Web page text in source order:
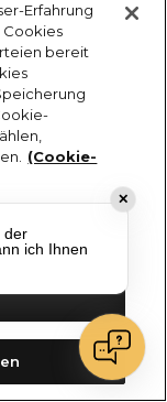
GmbH
✕
der
ich Ihnen
Erfahrung
Cookies
bereit
(Cookie-